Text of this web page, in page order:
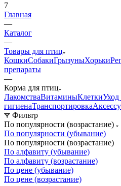
7
Главная
—
Каталог
—
Товары для птиц
КошкиСобакиГрызуныХорьки
препараты
—
Корма для птиц
ЛакомстваВитаминыКлеткиУход
гигиенаТранспортировка
Фильтр
По популярности (возрастание)
По популярности (убывание)
По популярности (возрастание)
По алфавиту (убывание)
По алфавиту (возрастание)
По цене (убывание)
По цене (возрастание)